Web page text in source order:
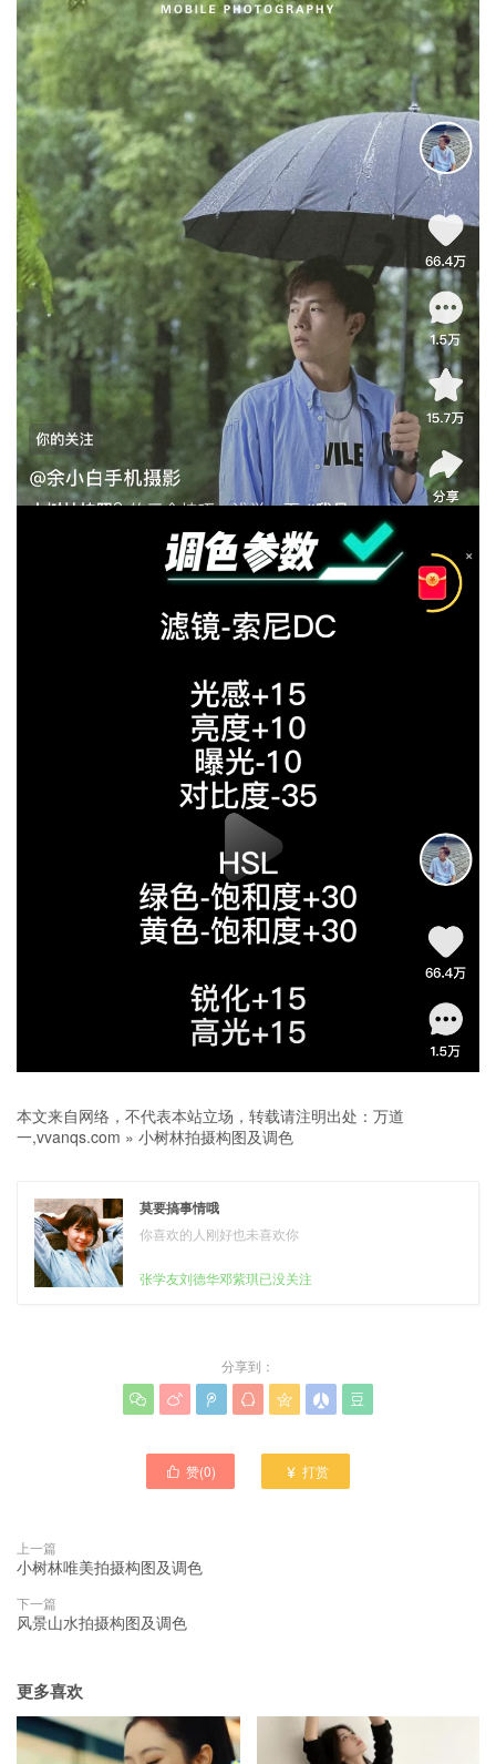
本文来自网络，不代表本站立场，转载请注明出处： 万道
一,vvanqs.com » 小树林拍摄构图及调色
莫要搞事情哦
你喜欢的人刚好也未喜欢你
张学友刘德华邓紫琪已没关注
分享到：
      
 赞(0)  打赏
上一篇
小树林唯美拍摄构图及调色
下一篇
风景山水拍摄构图及调色
更多喜欢